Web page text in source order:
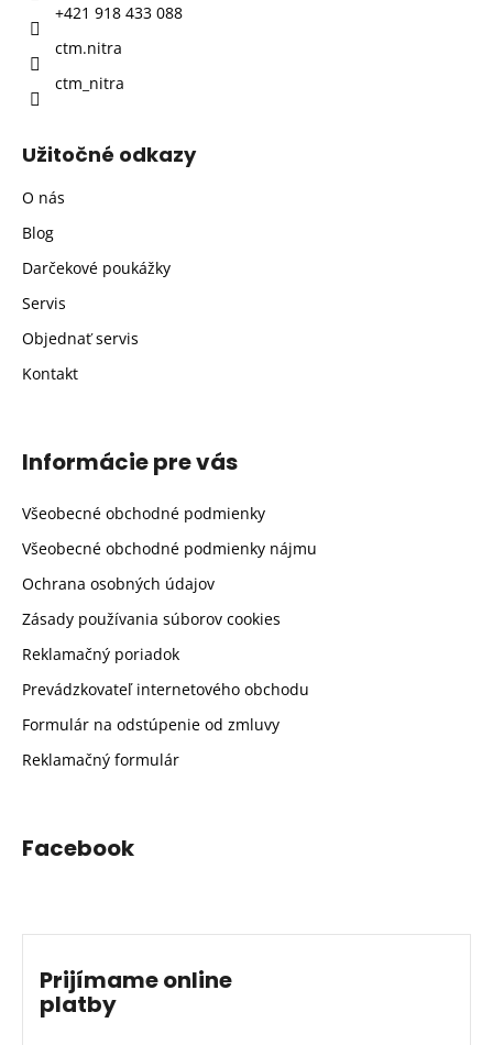
+421 918 433 088
ctm.nitra
ctm_nitra
Užitočné odkazy
O nás
Blog
Darčekové poukážky
Servis
Objednať servis
Kontakt
Informácie pre vás
Všeobecné obchodné podmienky
Všeobecné obchodné podmienky nájmu
Ochrana osobných údajov
Zásady používania súborov cookies
Reklamačný poriadok
Prevádzkovateľ internetového obchodu
Formulár na odstúpenie od zmluvy
Reklamačný formulár
Facebook
Prijímame online
platby